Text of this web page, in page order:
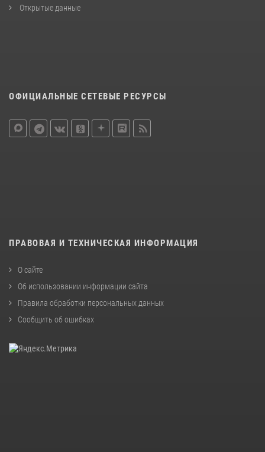
Открытые данные
ОФИЦИАЛЬНЫЕ СЕТЕВЫЕ РЕСУРСЫ
ПРАВОВАЯ И ТЕХНИЧЕСКАЯ ИНФОРМАЦИЯ
О сайте
Об использовании информации сайта
Правила обработки персональных данных
Сообщить об ошибках